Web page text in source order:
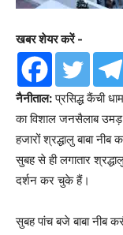
खबर शेयर करें -
नैनीताल:प्रसिद्ध कैंची
का विशाल जनसैलाब
हजारों श्रद्धालु बाबा
सुबह से ही लगातार
दर्शन कर चुके हैं।
सुबह पांच बजे बाबा नीब